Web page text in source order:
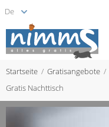
Startseite Gratisangebote
Gratis Nachttisch